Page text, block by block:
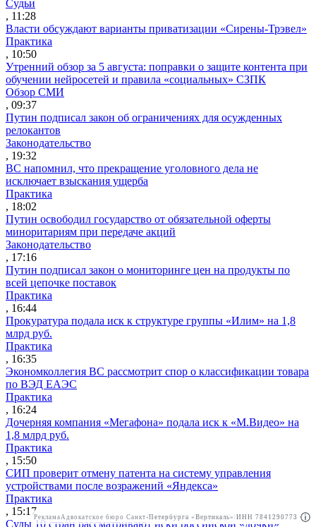
РекламаООО "Право.ру" ИНН: 7704835288
Судьи
, 11:28
Власти обсуждают варианты приватизации «Сирены-Трэвел»
Практика
, 10:50
Утренний обзор за 5 августа: поправки о защите контента при
обучении нейросетей и правила «социальных» СЗПК
Обзор СМИ
, 09:37
Путин подписал закон об ограничениях для осужденных
релокантов
Законодательство
, 19:32
ВС напомнил, что прекращение уголовного дела не
исключает взыскания ущерба
Практика
, 18:02
Путин освободил государство от обязательной оферты
миноритариям при передаче акций
Законодательство
, 17:16
Путин подписал закон о мониторинге цен на продукты по
всей цепочке поставок
Практика
, 16:44
Прокуратура подала иск к структуре группы «Илим» на 1,8
млрд руб.
Практика
, 16:35
Экономколлегия ВС рассмотрит спор о классификации товара
по ВЭД ЕАЭС
Практика
, 16:24
Дочерняя компания «Мегафона» подала иск к «М.Видео» на
1,8 млрд руб.
Практика
, 15:50
СИП проверит отмену патента на систему управления
устройствами после возражений «Яндекса»
Практика
, 15:17
Суды 10 стран рассматривают иски российской «дочки»
Реклама Адвокатское бюро Санкт-Петербурга «Вертикаль» ИНН 7841290773